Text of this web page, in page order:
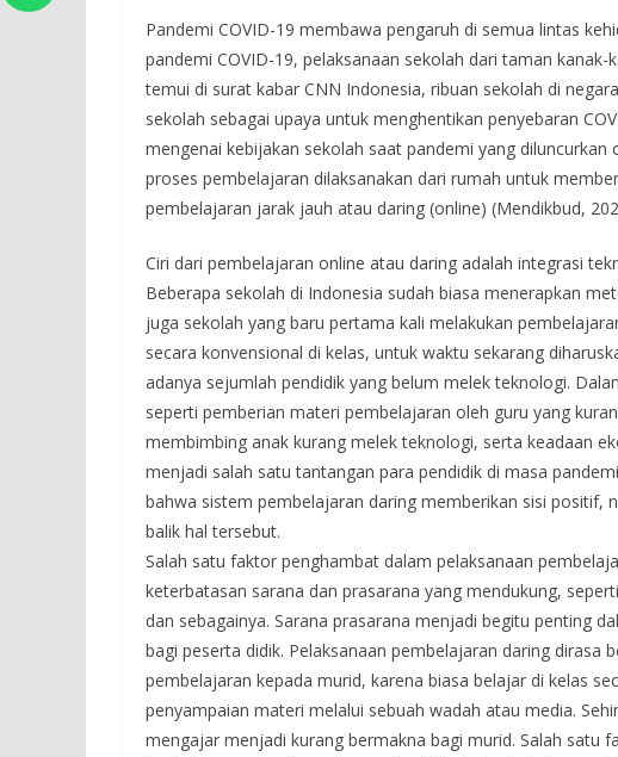
Pandemi COVID-19 membawa pengaruh di semua lintas
pandemi COVID-19, pelaksanaan sekolah dari taman
temui di surat kabar CNN Indonesia, ribuan sekolah di
sekolah sebagai upaya untuk menghentikan penyebaran
mengenai kebijakan sekolah saat pandemi yang
proses pembelajaran dilaksanakan dari rumah untuk
pembelajaran jarak jauh atau daring (online) (Mendikbud,
Ciri dari pembelajaran online atau daring adalah integrasi
Beberapa sekolah di Indonesia sudah biasa menerapkan
juga sekolah yang baru pertama kali melakukan
secara konvensional di kelas, untuk waktu sekarang
adanya sejumlah pendidik yang belum melek teknologi.
seperti pemberian materi pembelajaran oleh guru yang
membimbing anak kurang melek teknologi, serta keadaan
menjadi salah satu tantangan para pendidik di masa
bahwa sistem pembelajaran daring memberikan sisi positif,
balik hal tersebut.
Salah satu faktor penghambat dalam pelaksanaan
keterbatasan sarana dan prasarana yang mendukung,
dan sebagainya. Sarana prasarana menjadi begitu penting
bagi peserta didik. Pelaksanaan pembelajaran daring
pembelajaran kepada murid, karena biasa belajar di kelas
penyampaian materi melalui sebuah wadah atau media.
mengajar menjadi kurang bermakna bagi murid. Salah satu